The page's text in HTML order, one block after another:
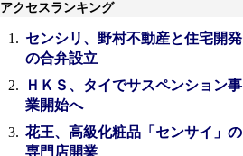
アクセスランキング
センシリ、野村不動産と住宅開発
の合弁設立
ＨＫＳ、タイでサスペンション事
業開始へ
花王、高級化粧品「センサイ」の
専門店開業